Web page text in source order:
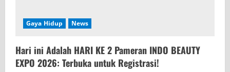
Gaya Hidup News
Hari ini Adalah HARI KE 2 Pameran INDO BEAUTY
EXPO 2026: Terbuka untuk Registrasi!